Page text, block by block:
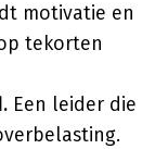
motivatie en
tekorten
Een leider die